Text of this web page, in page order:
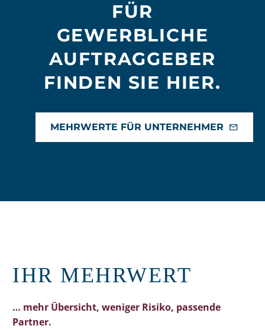
FÜR
GEWERBLICHE
AUFTRAGGEBER
FINDEN SIE HIER.
MEHRWERTE FÜR UNTERNEHMER 
IHR MEHRWERT
… mehr Übersicht, weniger Risiko, passende
Partner.